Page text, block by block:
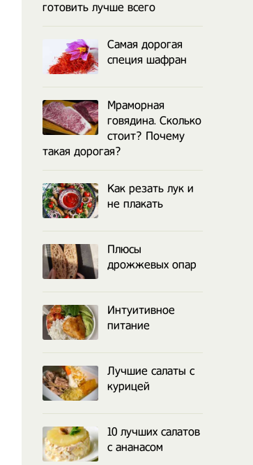
готовить лучше всего
Самая дорогая
специя шафран
Мраморная
говядина. Сколько
стоит? Почему
такая дорогая?
Как резать лук и
не плакать
Плюсы
дрожжевых опар
Интуитивное
питание
Лучшие салаты с
курицей
10 лучших салатов
с ананасом